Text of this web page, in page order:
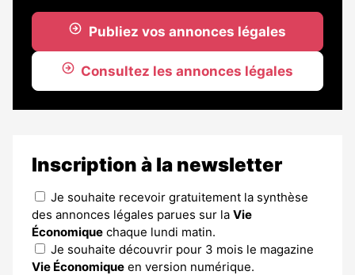
Publiez vos annonces légales
Consultez les annonces légales
Inscription à la newsletter
Je souhaite recevoir gratuitement la synthèse
des annonces légales parues sur la Vie
Économique chaque lundi matin.
Je souhaite découvrir pour 3 mois le magazine
Vie Économique en version numérique.